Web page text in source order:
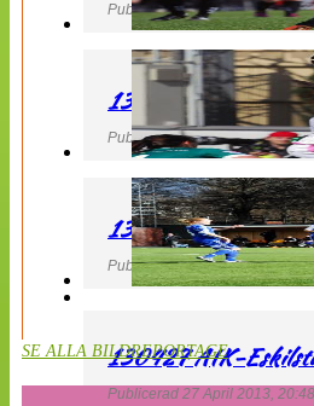
Publicerad 27 April 2013, 22:40
130427 IF
Publicerad 27 April 2013, 21:10
130427 LdB FC
Publicerad 27 April 2013, 20:54
130427 AIK-
Publicerad 27 April 2013, 20:48
SE ALLA BILDREPORTAGE